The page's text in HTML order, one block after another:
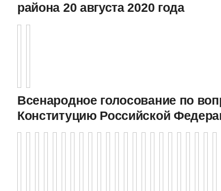
района 20 августа 2020 года
Всенародное голосование по
Конституцию Российской